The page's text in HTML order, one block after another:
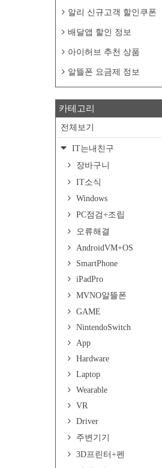
알리 신규고객 할인쿠폰
배달앱 할인 정보
아이허브 추천 상품
알뜰폰 요금제 정보
카테고리
전체보기
IT는내친구
장바구니
IT소식
Windows
PC점검+조립
오류해결
AndroidVM+OS
SmartPhone
iPadPro
MVNO알뜰폰
GAME
NintendoSwitch
App
Hardware
Laptop
Wearable
VR
Driver
주변기기
3D프린터+펜